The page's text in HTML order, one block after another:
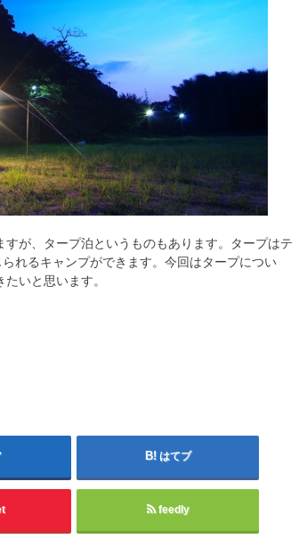
が、タープ泊というものもあります。タープはテ
れるキャンプができます。今回はタープについ
いと思います。
はてブ
feedly